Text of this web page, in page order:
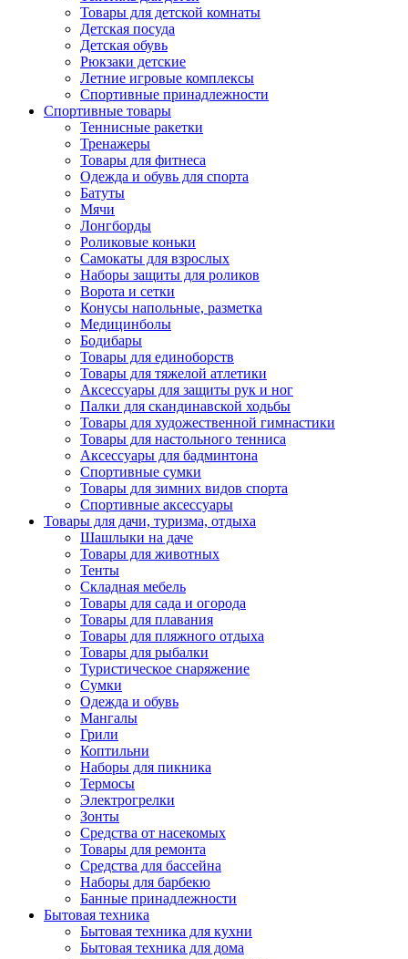
Товары для детской комнаты
Детская посуда
Детская обувь
Рюкзаки детские
Летние игровые комплексы
Спортивные принадлежности
Спортивные товары
Теннисные ракетки
Тренажеры
Товары для фитнеса
Одежда и обувь для спорта
Батуты
Мячи
Лонгборды
Роликовые коньки
Самокаты для взрослых
Наборы защиты для роликов
Ворота и сетки
Конусы напольные, разметка
Медицинболы
Бодибары
Товары для единоборств
Товары для тяжелой атлетики
Аксессуары для защиты рук и ног
Палки для скандинавской ходьбы
Товары для художественной гимнастики
Товары для настольного тенниса
Аксессуары для бадминтона
Спортивные сумки
Товары для зимних видов спорта
Спортивные аксессуары
Товары для дачи, туризма, отдыха
Шашлыки на даче
Товары для животных
Тенты
Складная мебель
Товары для сада и огорода
Товары для плавания
Товары для пляжного отдыха
Товары для рыбалки
Туристическое снаряжение
Сумки
Одежда и обувь
Мангалы
Грили
Коптильни
Наборы для пикника
Термосы
Электрогрелки
Зонты
Средства от насекомых
Товары для ремонта
Средства для бассейна
Наборы для барбекю
Банные принадлежности
Бытовая техника
Бытовая техника для кухни
Бытовая техника для дома